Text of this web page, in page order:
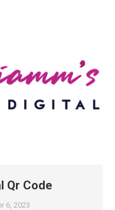
Qr Code
6, 2023